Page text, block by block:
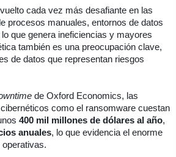
cada vez más desafiante en las
procesos manuales, entornos de datos
que genera ineficiencias y mayores
también es una preocupación clave,
de datos que representan riesgos
de Oxford Economics, las
como el ransomware cuestan
400 mil millones de dólares al año,
anuales, lo que evidencia el enorme